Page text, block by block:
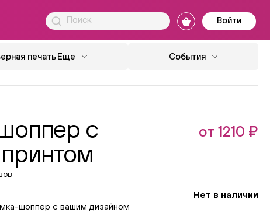
Войти
печать Еще События
с
от 1210 ₽
Нет в наличии
шоппер с вашим дизайном